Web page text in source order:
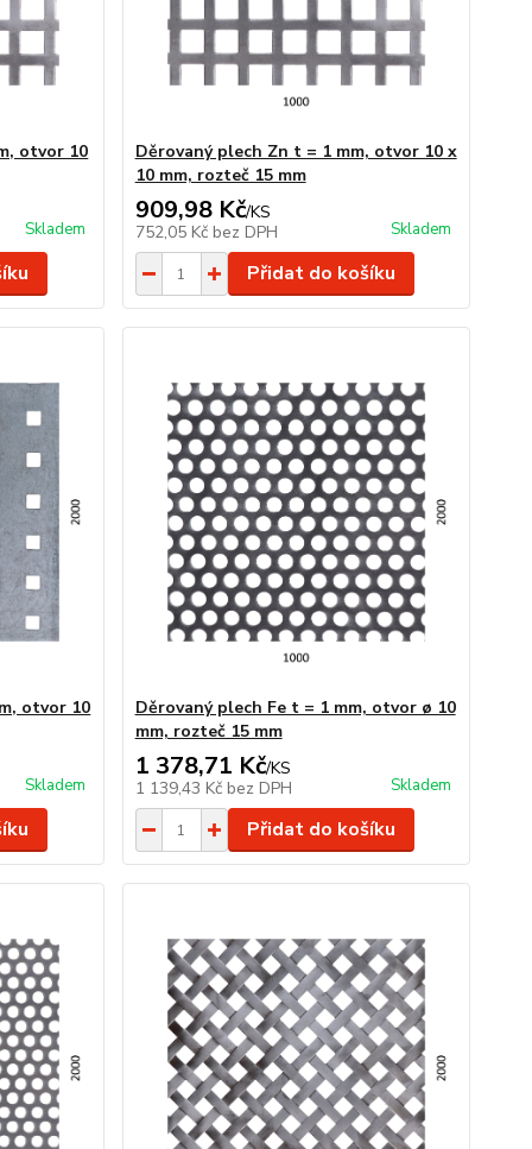
otvor 10
Skladem
Děrovaný plech Zn t = 1 mm, otvor 10 x
10 mm, rozteč 15 mm
909,98 Kč/KS
752,05 Kč bez DPH Skladem
Přidat do košíku
otvor 10
Skladem
Děrovaný plech Fe t = 1 mm, otvor ø 10
mm, rozteč 15 mm
1 378,71 Kč/KS
1 139,43 Kč bez DPH Skladem
Přidat do košíku